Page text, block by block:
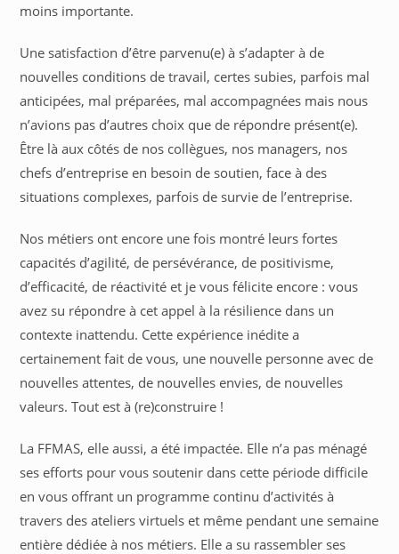
moins importante.
Une satisfaction d’être parvenu(e) à s’adapter à de
nouvelles conditions de travail, certes subies, parfois mal
anticipées, mal préparées, mal accompagnées mais nous
n’avions pas d’autres choix que de répondre présent(e).
Être là aux côtés de nos collègues, nos managers, nos
chefs d’entreprise en besoin de soutien, face à des
situations complexes, parfois de survie de l’entreprise.
Nos métiers ont encore une fois montré leurs fortes
capacités d’agilité, de persévérance, de positivisme,
d’efficacité, de réactivité et je vous félicite encore : vous
avez su répondre à cet appel à la résilience dans un
contexte inattendu. Cette expérience inédite a
certainement fait de vous, une nouvelle personne avec de
nouvelles attentes, de nouvelles envies, de nouvelles
valeurs. Tout est à (re)construire !
La FFMAS, elle aussi, a été impactée. Elle n’a pas ménagé
ses efforts pour vous soutenir dans cette période difficile
en vous offrant un programme continu d’activités à
travers des ateliers virtuels et même pendant une semaine
entière dédiée à nos métiers. Elle a su rassembler ses